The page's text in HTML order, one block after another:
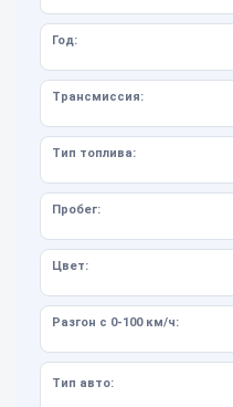
Год:
Трансмиссия:
Тип топлива:
Пробег:
Цвет:
Разгон с 0-100 км/ч:
Тип авто: